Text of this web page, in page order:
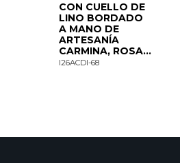
CON CUELLO DE
LINO BORDADO
A MANO DE
ARTESANÍA
CARMINA, ROSA...
I26ACDI-68